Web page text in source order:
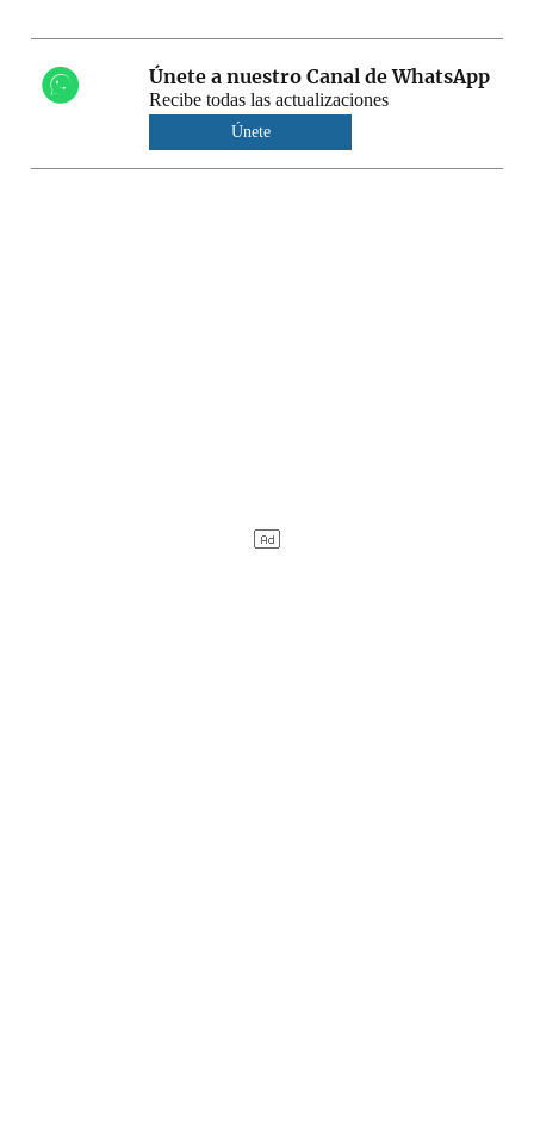
Únete a nuestro Canal de WhatsApp
Recibe todas las actualizaciones
Únete